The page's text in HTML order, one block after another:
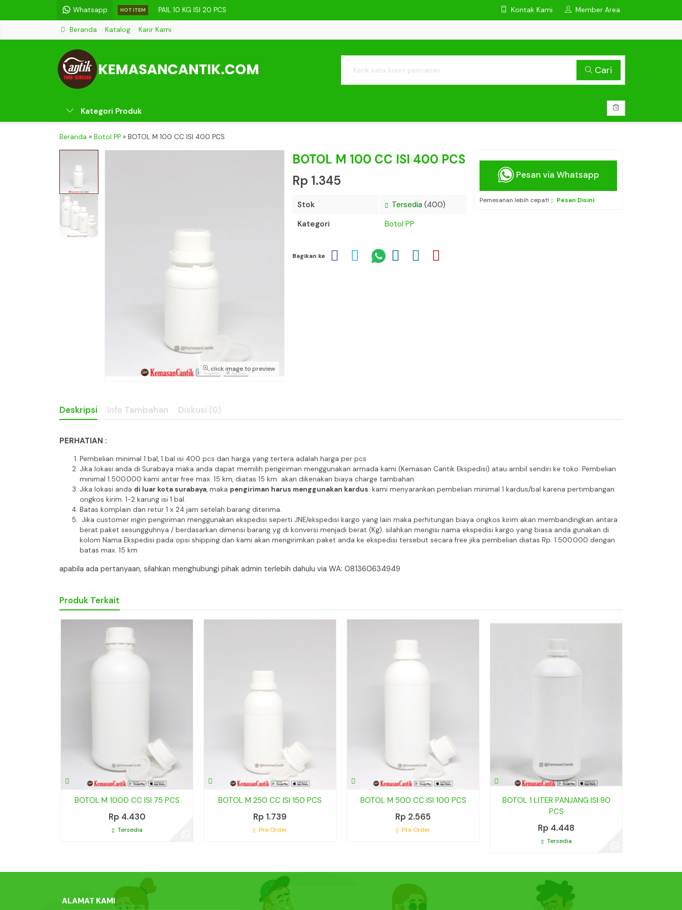
Whatsapp HOT ITEM PAIL 10 KG ISI 20 PCS
BOTOL AKI 1 LITER ISI 50 PCS
BOTOL AIR 600 ML ISI 100 PCS
BOTOL M 1000 CC ISI 75 PCS
Kontak Kami Member Area
Beranda Katalog Karir Kami
Cari
Kategori Produk
Beranda » Botol PP » BOTOL M 100 CC ISI 400 PCS
click image to preview
BOTOL M 100 CC ISI 400 PCS
Rp 1.345
Stok Tersedia (400)
Kategori
Botol PP
Pesan via Whatsapp
Pemesanan lebih cepat! Pesan Disini
Bagikan ke
Deskripsi Info Tambahan Diskusi (0)
PERHATIAN :
Pembelian minimal 1 bal, 1 bal isi 400 pcs dan harga yang tertera adalah harga per pcs
Jika lokasi anda di Surabaya maka anda dapat memilih pengiriman menggunakan armada kami (Kemasan Cantik Ekspedisi) atau ambil sendiri ke toko. Pembelian
minimal 1.500.000 kami antar free max. 15 km, diatas 15 km akan dikenakan biaya charge tambahan.
Jika lokasi anda di luar kota surabaya, maka pengiriman harus menggunakan kardus. kami menyarankan pembelian minimal 1 kardus/bal karena pertimbangan
ongkos kirim. 1-2 karung isi 1 bal.
Batas komplain dan retur 1 x 24 jam setelah barang diterima.
Jika customer ingin pengiriman menggunakan ekspedisi seperti JNE/ekspedisi kargo yang lain maka perhitungan biaya ongkos kirim akan membandingkan antara
berat paket sesungguhnya / berdasarkan dimensi barang yg di konversi menjadi berat (Kg). silahkan mengisi nama ekspedisi kargo yang biasa anda gunakan di
kolom Nama Ekspedisi pada opsi shipping dan kami akan mengirimkan paket anda ke ekspedisi tersebut secara free jika pembelian diatas Rp. 1.500.000 dengan
batas max. 15 km
apabila ada pertanyaan, silahkan menghubungi pihak admin terlebih dahulu via WA: 081360634949
Produk Terkait
BOTOL M 1000 CC ISI 75 PCS
Rp 4.430
Tersedia
BOTOL M 250 CC ISI 150 PCS
Rp 1.739
Pre Order
BOTOL M 500 CC ISI 100 PCS
Rp 2.565
Pre Order
BOTOL 1 LITER PANJANG ISI 90
PCS
Rp 4.448
Tersedia
ALAMAT KAMI